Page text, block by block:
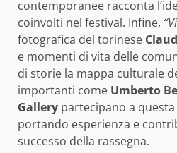
contemporanee racconta
coinvolti nel festival. Infine,
fotografica del torinese
e momenti di vita delle
di storie la mappa culturale
importanti come Umberto
Gallery partecipano a
portando esperienza e
successo della rassegna.